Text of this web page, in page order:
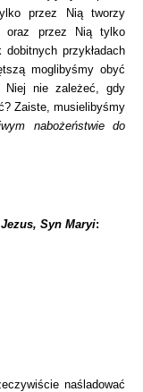
przez Nią tworzy
oraz przez Nią tylko
przykładach
moglibyśmy obyć
nie zależeć, gdy
Zaiste, musielibyśmy
nabożeństwie do
Syn Maryi:
naśladować